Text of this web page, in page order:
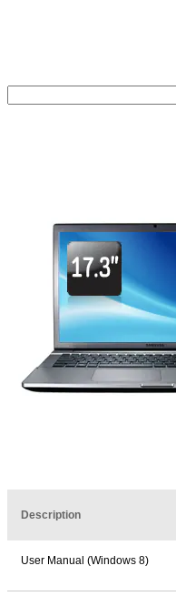
Description
User Manual (Windows 8)